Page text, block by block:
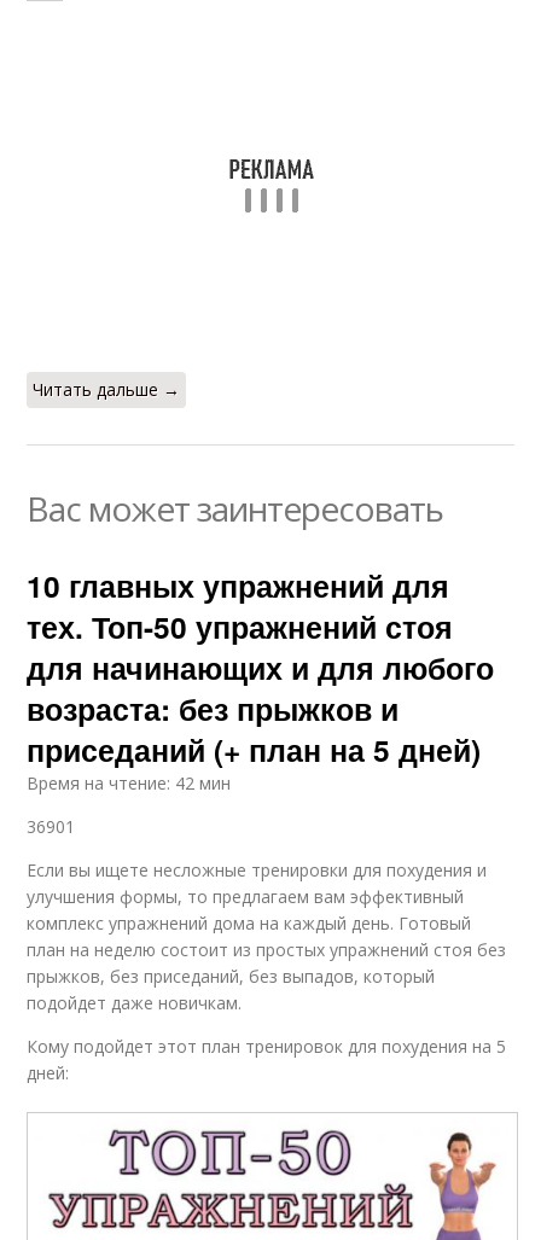
Читать дальше →
Вас может заинтересовать
10 главных упражнений для
тех. Топ-50 упражнений стоя
для начинающих и для любого
возраста: без прыжков и
приседаний (+ план на 5 дней)
Время на чтение: 42 мин
36901
Если вы ищете несложные тренировки для похудения и
улучшения формы, то предлагаем вам эффективный
комплекс упражнений дома на каждый день. Готовый
план на неделю состоит из простых упражнений стоя без
прыжков, без приседаний, без выпадов, который
подойдет даже новичкам.
Кому подойдет этот план тренировок для похудения на 5
дней: